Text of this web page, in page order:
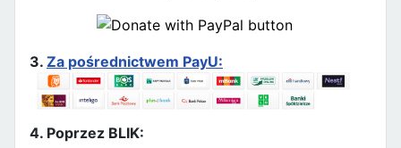
3. Za pośrednictwem PayU:
4. Poprzez BLIK: